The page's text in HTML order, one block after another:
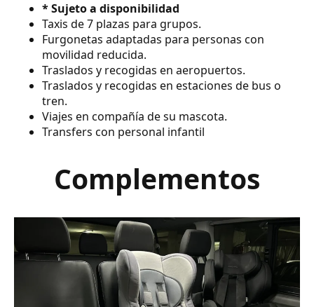
* Sujeto a disponibilidad
Taxis de 7 plazas para grupos.
Furgonetas adaptadas para personas con
movilidad reducida.
Traslados y recogidas en aeropuertos.
Traslados y recogidas en estaciones de bus o
tren.
Viajes en compañía de su mascota.
Transfers con personal infantil
Complementos